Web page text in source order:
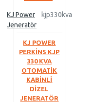
KJ Power
Jeneratör
kjp330kva
KJ POWER
PERKİNS KJP
330 KVA
OTOMATİK
KABİNLİ
DİZEL
JENERATÖR